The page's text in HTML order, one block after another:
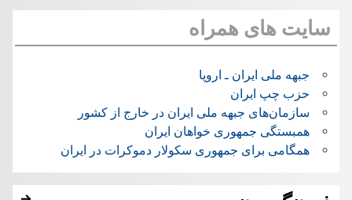
سایت های همراه
جبهه ملی ایران ـ اروپا
حزب چپ ایران
سازمان‌های جبهه ملی ایران در خارج از کشور
همبستگی جمهوری خواهان ایران
همگامی برای جمهوری سکولار دموکرات در ایران